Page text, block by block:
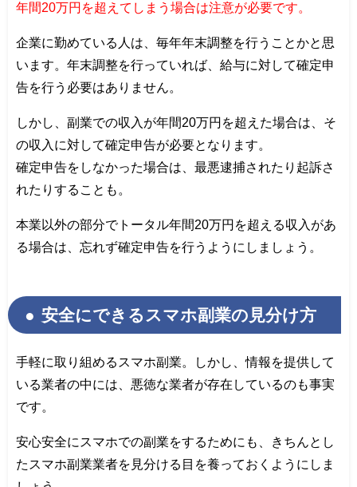
年間20万円を超えてしまう場合は注意が必要です。
企業に勤めている人は、毎年年末調整を行うことかと思
います。年末調整を行っていれば、給与に対して確定申
告を行う必要はありません。
しかし、副業での収入が年間20万円を超えた場合は、そ
の収入に対して確定申告が必要となります。
確定申告をしなかった場合は、最悪逮捕されたり起訴さ
れたりすることも。
本業以外の部分でトータル年間20万円を超える収入があ
る場合は、忘れず確定申告を行うようにしましょう。
安全にできるスマホ副業の見分け方
手軽に取り組めるスマホ副業。しかし、情報を提供して
いる業者の中には、悪徳な業者が存在しているのも事実
です。
安心安全にスマホでの副業をするためにも、きちんとし
たスマホ副業業者を見分ける目を養っておくようにしま